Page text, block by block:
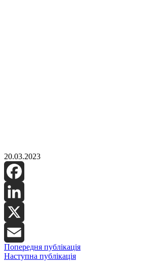
20.03.2023
Facebook
LinkedIn
X
Email
Попередня публікація
Наступна публікація